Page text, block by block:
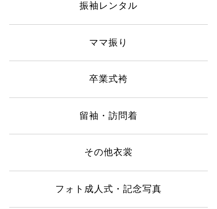
振袖レンタル
ママ振り
卒業式袴
留袖・訪問着
その他衣裳
フォト成人式・記念写真